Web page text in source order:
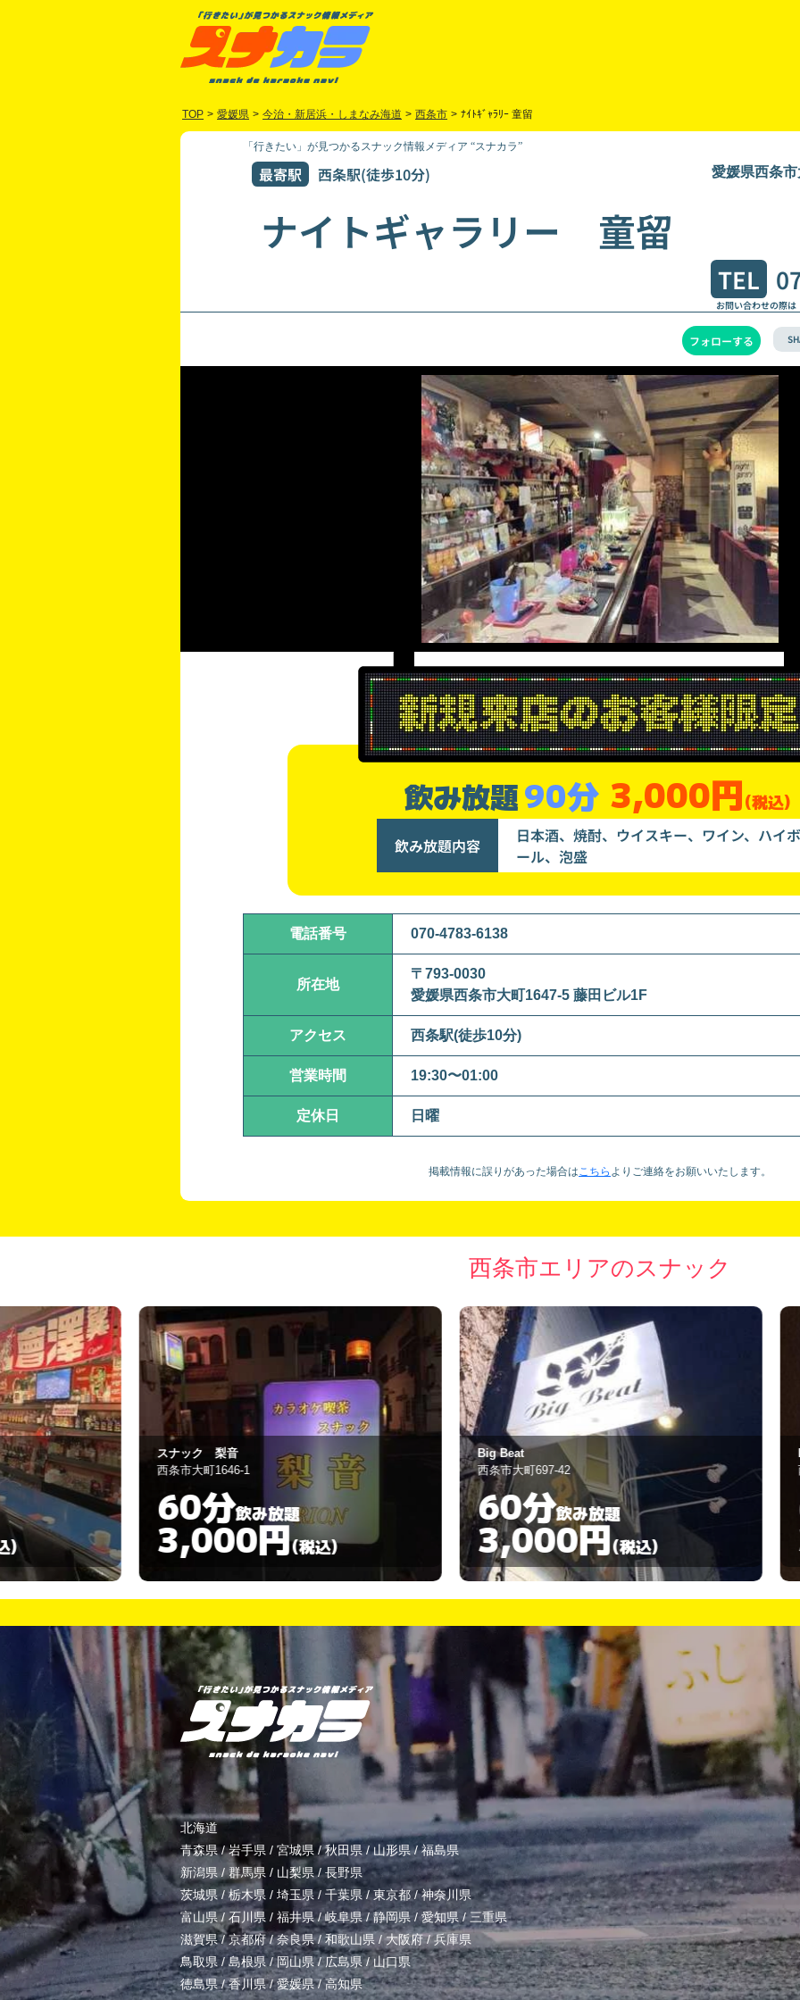
TOP > 愛媛県 > 今治・新居浜・しまなみ海道 > 西条市 > ﾅｲﾄｷﾞｬﾗﾘｰ 童留
「行きたい」が見つかるスナック情報メディア “スナカラ”
最寄駅 西条駅(徒歩10分) 愛媛県西条
ナイトギャラリー 童留
TEL
お問い合わせの際
フォローする
飲み放題90分 3,000円(税込)
飲み放題内容
日本酒、焼酎、ウイスキー、ワイン、ハイボ
ール、泡盛
電話番号 070-4783-6138
所在地
〒793-0030
愛媛県西条市大町1647-5 藤田ビル1F
アクセス 西条駅(徒歩10分)
営業時間 19:30〜01:00
定休日 日曜
掲載情報に誤りがあった場合はこちら より ご連絡をお願いいたします。
西条市エリアのスナック
スナック 梨音
西条市大町1646-1
60分飲み放題
3,000円(税込)
Big Beat
西条市大町697-42
60分飲み放題
3,000円(税込)
北海道
青森県/岩手県 / 宮城県 /秋田県 /山形県/福島県
新潟県 / 群馬県 / 山梨県/長野県
茨城県 / 栃木県 / 埼玉県/ 千葉県 /東京都/神奈川県
富山県/ 石川県 / 福井県/岐阜県/静岡県/ 愛知県 / 三重県
滋賀県/京都府/奈良県/和歌山県 /大阪府/兵庫県
鳥取県/島根県/岡山県/広島県/山口県
徳島県/香川県/愛媛県/高知県